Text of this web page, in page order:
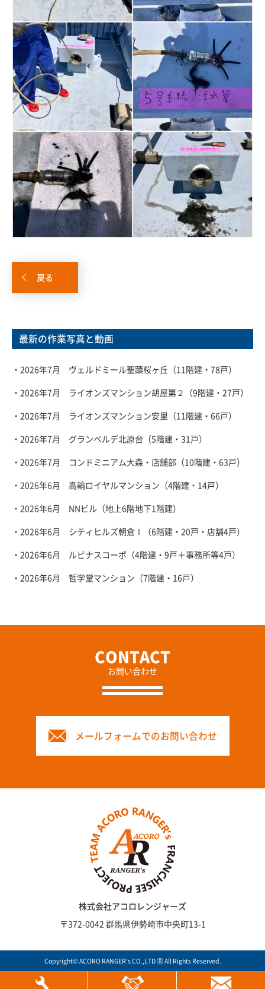
戻る
最新の作業写真と動画
・2026年7月 ヴェルドミール聖蹟桜ヶ丘（11階建・78戸）
・2026年7月 ライオンズマンション胡屋第２（9階建・27戸）
・2026年7月 ライオンズマンション安里（11階建・66戸）
・2026年7月 グランベルデ北原台（5階建・31戸）
・2026年7月 コンドミニアム大森・店舗部（10階建・63戸）
・2026年6月 高輪ロイヤルマンション（4階建・14戸）
・2026年6月 NNビル（地上6階地下1階建）
・2026年6月 シティヒルズ朝倉Ⅰ（6階建・20戸・店舗4戸）
・2026年6月 ルビナスコーポ（4階建・9戸＋事務所等4戸）
・2026年6月 哲学堂マンション（7階建・16戸）
お問い合わせ
メールフォームでのお問い合わせ
株式会社アコロレンジャーズ
〒372-0042 群馬県伊勢崎市中央町13-1
Copyright© ACORO RANGER's CO.,LTD Ⓡ All Rights Reserved.